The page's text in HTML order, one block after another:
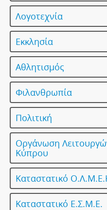
Λογοτεχνία
Εκκλησία
Αθλητισμός
Φιλανθρωπία
Πολιτική
Οργάνωση
Κύπρου
Καταστατικό
Καταστατικό Ε.Σ.Μ.Ε.